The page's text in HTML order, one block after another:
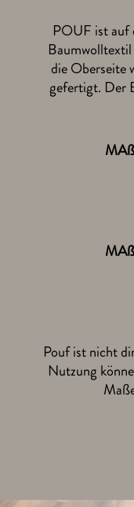
POUF ist auf
die Oberseite
gefertigt. Der
Pouf ist nicht
Nutzung